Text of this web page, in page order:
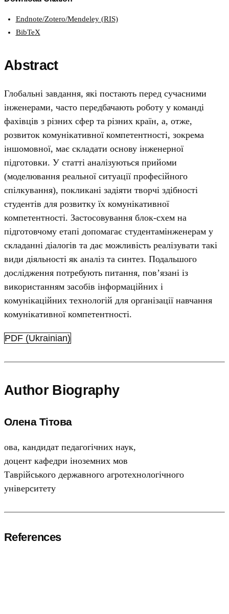
Endnote/Zotero/Mendeley (RIS)
BibTeX
Abstract
Глобальні завдання, які постають перед сучасними
інженерами, часто передбачають роботу у команді
фахівців з різних сфер та різних країн, а, отже,
розвиток комунікативної компетентності, зокрема
іншомовної, має складати основу інженерної
підготовки. У статті аналізуються прийоми
(моделювання реальної ситуації професійного
спілкування), покликані задіяти творчі здібності
студентів для розвитку їх комунікативної
компетентності. Застосовування блок-схем на
підготовчому етапі допомагає студентамінженерам у
складанні діалогів та дає можливість реалізувати такі
види діяльності як аналіз та синтез. Подальшого
дослідження потребують питання, пов’язані із
використанням засобів інформаційних і
комунікаційних технологій для організації навчання
комунікативної компетентності.
PDF (Ukrainian)
Author Biography
Олена Тітова
ова, кандидат педагогічних наук,
доцент кафедри іноземних мов
Таврійського державного агротехнологічного
університету
References